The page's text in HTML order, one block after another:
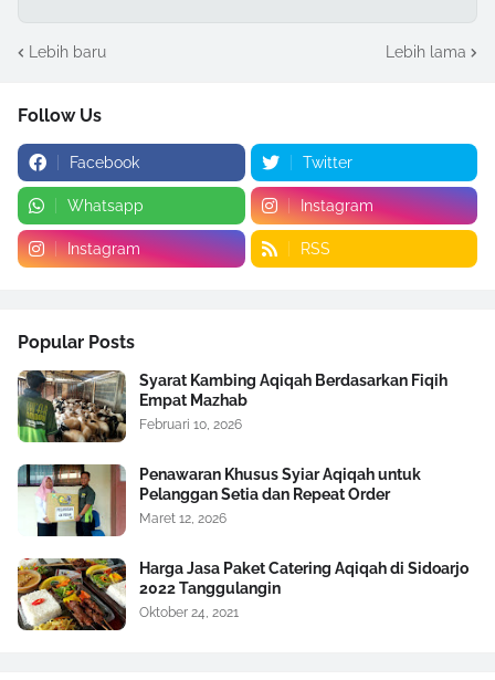
Lebih baru Lebih lama
Follow Us
Facebook Twitter
Whatsapp Instagram
Instagram RSS
Popular Posts
Syarat Kambing Aqiqah Berdasarkan Fiqih
Empat Mazhab
Februari 10, 2026
Penawaran Khusus Syiar Aqiqah untuk
Pelanggan Setia dan Repeat Order
Maret 12, 2026
Harga Jasa Paket Catering Aqiqah di Sidoarjo
2022 Tanggulangin
Oktober 24, 2021